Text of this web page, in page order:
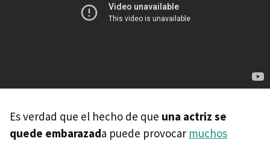
Es verdad que el hecho de que una actriz se
quede embarazada puede provocar muchos